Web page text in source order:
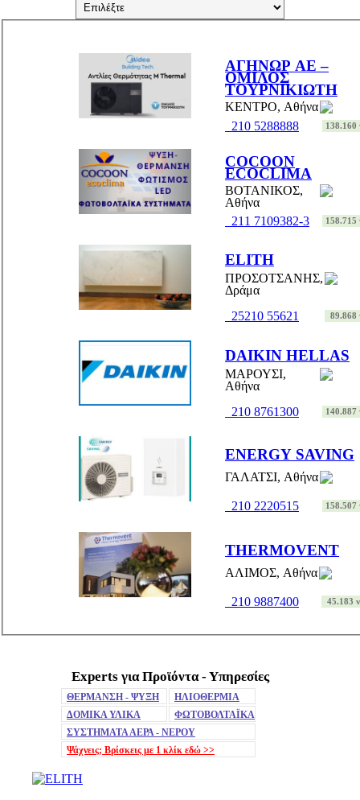
ΑΓΗΝΩΡ ΑΕ –
ΟΜΙΛΟΣ
ΤΟΥΡΝΙΚΙΩΤΗ
ΚΕΝΤΡΟ, Αθήνα
210 5288888
138.160
COCOON
ECOCLIMA
ΒΟΤΑΝΙΚΟΣ,
Αθήνα
211 7109382-3
158.715
ELITH
ΠΡΟΣΟΤΣΑΝΗΣ,
Δράμα
25210 55621
89.868
DAIKIN HELLAS
ΜΑΡΟΥΣΙ,
Αθήνα
210 8761300
140.887
ENERGY SAVING
ΓΑΛΑΤΣΙ, Αθήνα
210 2220515 158.507
THERMOVENT
ΑΛΙΜΟΣ, Αθήνα
210 9887400 45.183
MuteExperts για Προϊόντα - Υπηρεσίες
ΘΕΡΜΑΝΣΗ - ΨΥΞΗ
ΗΛΙΟΘΕΡΜΙΑ
ΔΟΜΙΚΑ ΥΛΙΚΑ
ΦΩΤΟΒΟΛΤΑΪΚΑ
ΣΥΣΤΗΜΑΤΑ ΑΕΡΑ - ΝΕΡΟΥ
Ψάχνεις; Βρίσκεις με 1 κλίκ εδώ >>